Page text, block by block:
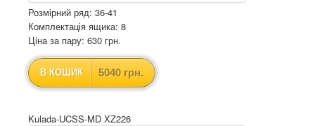
Розмірний ряд: 36-41
Комплектація ящика: 8
Ціна за пару: 630 грн.
В КОШИК 5040 грн.
Kulada-UCSS-MD XZ226